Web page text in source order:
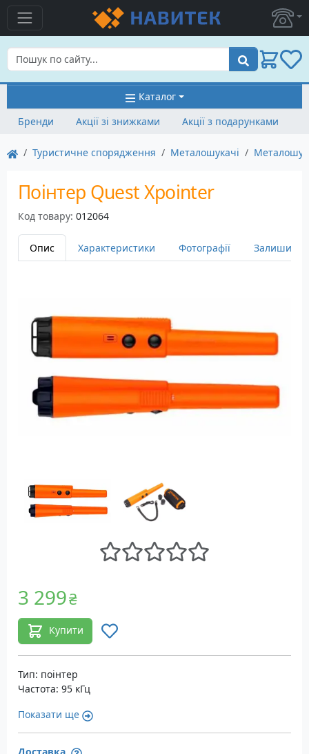
Пошук
Каталог
Бренди
Акції зі знижками Акції з подарунками
Туристичне спорядження Металошукачі
Поінтер Quest Xpointer
Код товару: 012064
Опис Характеристики Фотографії Залишити
3 299₴
Купити
Тип: поінтер
Частота: 95 кГц
Показати ще